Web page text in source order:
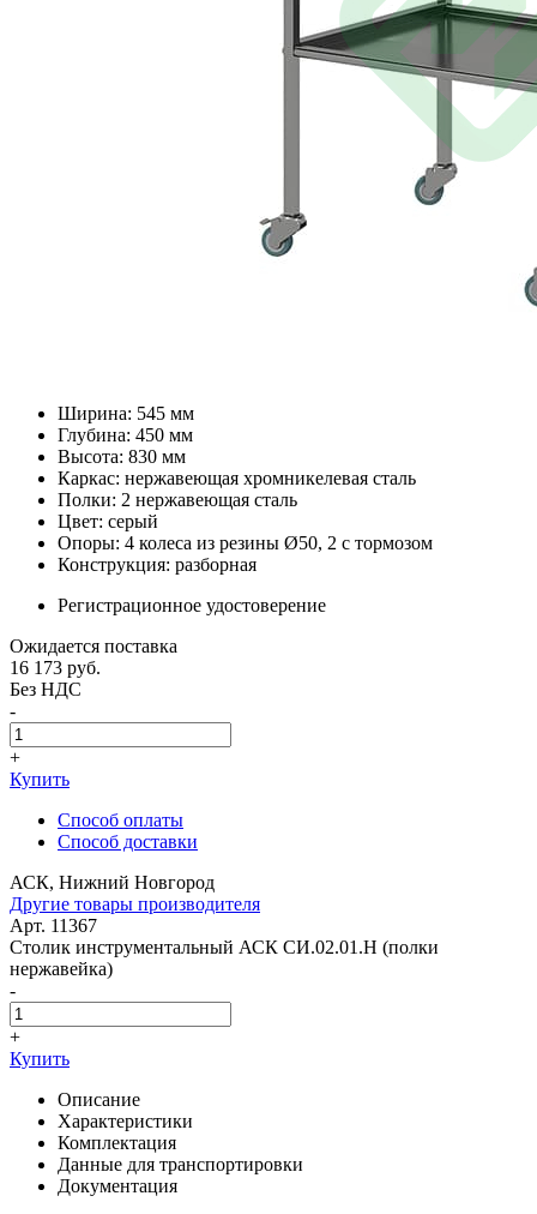
Ширина: 545 мм
Глубина: 450 мм
Высота: 830 мм
Каркас: нержавеющая хромникелевая сталь
Полки: 2 нержавеющая сталь
Цвет: серый
Опоры: 4 колеса из резины Ø50, 2 с тормозом
Конструкция: разборная
Регистрационное удостоверение
Ожидается поставка
16 173 руб.
Без НДС
-
+
Купить
Способ оплаты
Способ доставки
АСК, Нижний Новгород
Другие товары производителя
Арт. 11367
Столик инструментальный АСК СИ.02.01.Н (полки
нержавейка)
-
+
Купить
Описание
Характеристики
Комплектация
Данные для транспортировки
Документация